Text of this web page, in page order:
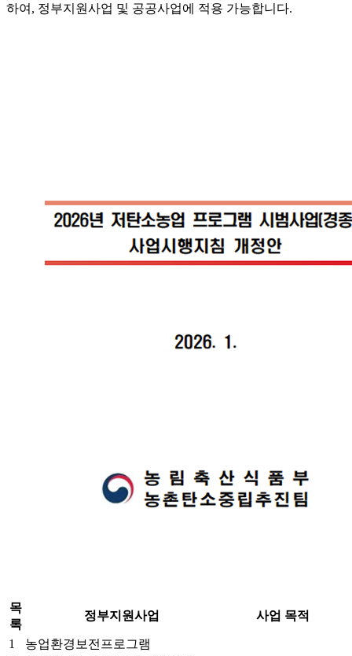
하여, 정부지원사업 및 공공사업에 적용 가능합니다.
목
록
정부지원사업 사업 목적
1 농업환경보전프로그램